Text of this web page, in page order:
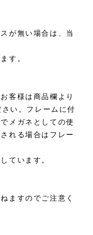
が無い場合は、当
す。
客様は商品欄より
い。フレームに付
メガネとしての使
れる場合はフレー
ています。
ますのでご注意く